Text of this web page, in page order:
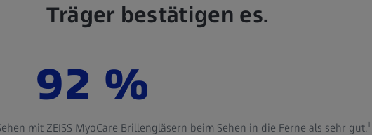
Träger bestätigen es.
92 %
mit ZEISS MyoCare Brillengläsern beim Sehen in die Ferne als sehr gut.1